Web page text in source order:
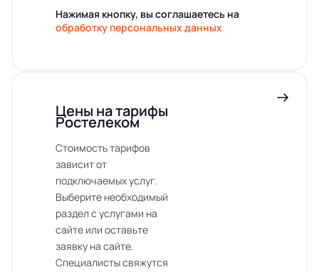
Нажимая кнопку, вы соглашаетесь на
обработку персональных данных
Цены на тарифы
Ростелеком
Стоимость тарифов
зависит от
подключаемых услуг.
Выберите необходимый
раздел с услугами на
сайте или оставьте
заявку на сайте.
Специалисты свяжутся